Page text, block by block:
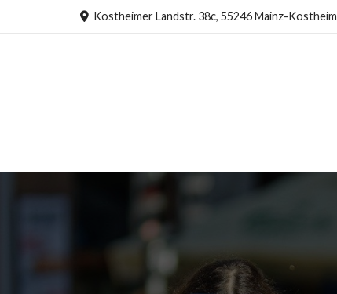
Kostheimer Landstr. 38c, 55246 Mainz-Kostheim